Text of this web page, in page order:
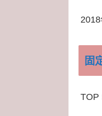
2018
固
TOP